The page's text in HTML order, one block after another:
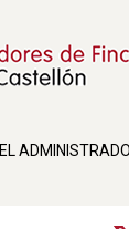
EL